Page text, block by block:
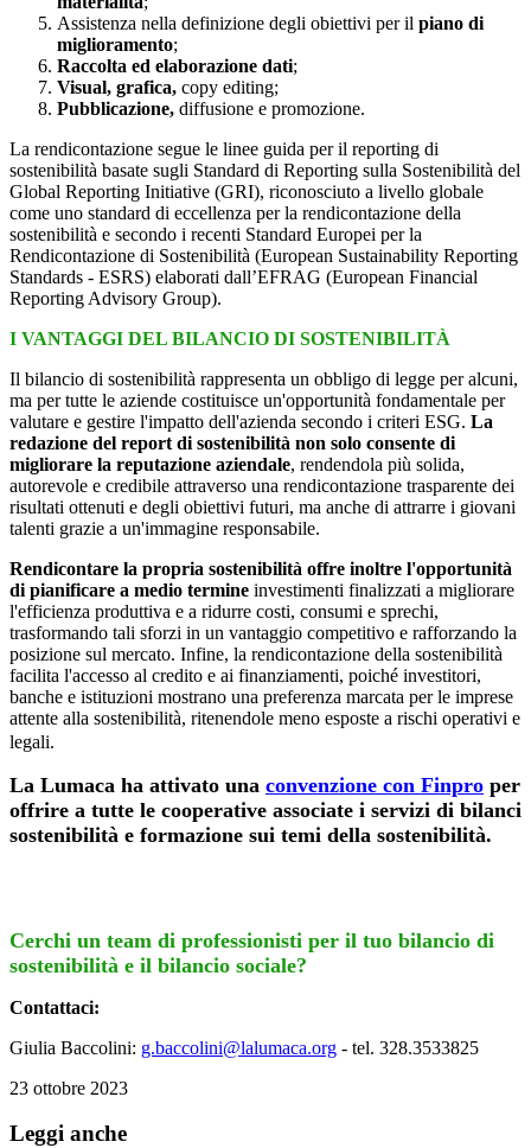
Assistenza nella definizione degli obiettivi per il piano di
miglioramento;
Raccolta ed elaborazione dati;
Visual, grafica, copy editing;
Pubblicazione, diffusione e promozione.
La rendicontazione segue le linee guida per il reporting di
sostenibilità basate sugli Standard di Reporting sulla Sostenibilità del
Global Reporting Initiative (GRI), riconosciuto a livello globale
come uno standard di eccellenza per la rendicontazione della
sostenibilità e secondo i recenti Standard Europei per la
Rendicontazione di Sostenibilità (European Sustainability Reporting
Standards - ESRS) elaborati dall’EFRAG (European Financial
Reporting Advisory Group).
I VANTAGGI DEL BILANCIO DI SOSTENIBILITÀ
Il bilancio di sostenibilità rappresenta un obbligo di legge per alcuni,
ma per tutte le aziende costituisce un'opportunità fondamentale per
valutare e gestire l'impatto dell'azienda secondo i criteri ESG. La
redazione del report di sostenibilità non solo consente di
migliorare la reputazione aziendale, rendendola più solida,
autorevole e credibile attraverso una rendicontazione trasparente dei
risultati ottenuti e degli obiettivi futuri, ma anche di attrarre i giovani
talenti grazie a un'immagine responsabile.
Rendicontare la propria sostenibilità offre inoltre l'opportunità
di pianificare a medio termine investimenti finalizzati a migliorare
l'efficienza produttiva e a ridurre costi, consumi e sprechi,
trasformando tali sforzi in un vantaggio competitivo e rafforzando la
posizione sul mercato. Infine, la rendicontazione della sostenibilità
facilita l'accesso al credito e ai finanziamenti, poiché investitori,
banche e istituzioni mostrano una preferenza marcata per le imprese
attente alla sostenibilità, ritenendole meno esposte a rischi operativi e
legali.
La Lumaca ha attivato una convenzione con Finpro per
offrire a tutte le cooperative associate i servizi di bilanci
sostenibilità e formazione sui temi della sostenibilità.
Cerchi un team di professionisti per il tuo bilancio di
sostenibilità e il bilancio sociale?
Contattaci:
Giulia Baccolini: g.baccolini@lalumaca.org - tel. 328.3533825
23 ottobre 2023
Leggi anche